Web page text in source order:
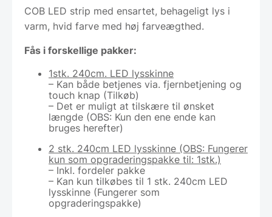
COB LED strip med ensartet, behageligt lys i
varm, hvid farve med høj farveægthed.
Fås i forskellige pakker:
1stk. 240cm. LED lysskinne
– Kan både betjenes via. fjernbetjening og
touch knap (Tilkøb)
– Det er muligt at tilskære til ønsket
længde (OBS: Kun den ene ende kan
bruges herefter)
2 stk. 240cm LED lysskinne (OBS: Fungerer
kun som opgraderingspakke til: 1stk.)
– Inkl. fordeler pakke
– Kan kun tilkøbes til 1 stk. 240cm LED
lysskinne (Fungerer som
opgraderingspakke)